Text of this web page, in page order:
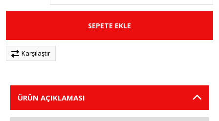
SEPETE EKLE
Karşılaştır
ÜRÜN AÇIKLAMASI